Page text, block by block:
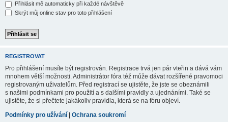
Přihlásit mě automaticky při každé návštěvě
Skrýt můj online stav pro toto přihlášení
REGISTROVAT
Pro přihlášení musíte být registrován. Registrace trvá jen pár vteřin a dává vám
mnohem větší možnosti. Administrátor fóra též může dávat rozšířené pravomoci
registrovaným uživatelům. Před registrací se ujistěte, že jste se obeznámili
s našimi podmínkami pro použití a s dalšími pravidly a ujednáními. Také se
ujistěte, že si přečtete jakákoliv pravidla, která se na fóru objeví.
Podmínky pro užívání | Ochrana soukromí